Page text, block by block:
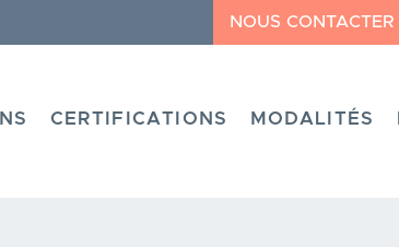
NOUS CONTACTER
CERTIFICATIONS MODALITÉS